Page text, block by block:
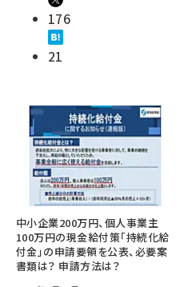
176
21
中小企業200万円、個人事業主
100万円の現金給付策「持続化給
付金」の申請要領を公表、必要案
書類は？ 申請方法は？